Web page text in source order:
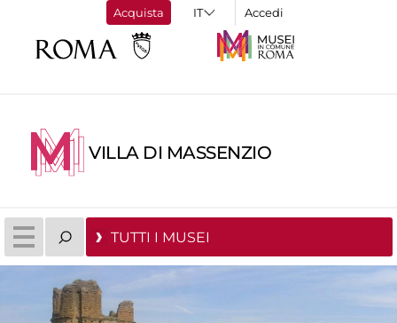
Acquista Accedi
VILLA DI MASSENZIO
TUTTI I MUSEI